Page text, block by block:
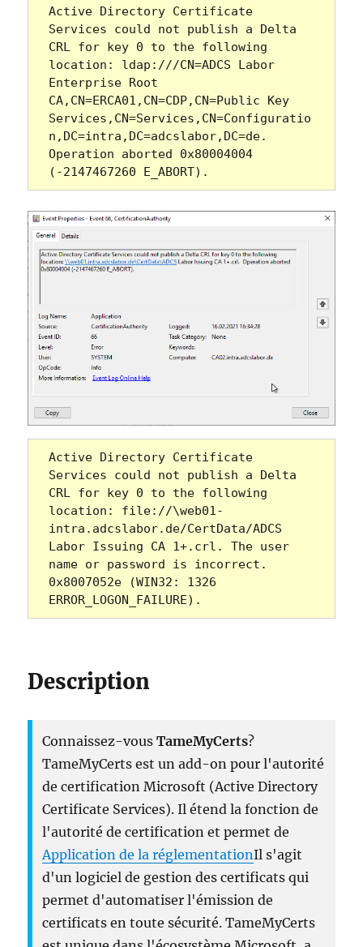
Active Directory Certificate
Services could not publish a Delta
CRL for key 0 to the following
location: ldap:///CN=ADCS Labor
Enterprise Root
CA,CN=ERCA01,CN=CDP,CN=Public Key
Services,CN=Services,CN=Configuratio
n,DC=intra,DC=adcslabor,DC=de.
Operation aborted 0x80004004
(-2147467260 E_ABORT).
Active Directory Certificate
Services could not publish a Delta
CRL for key 0 to the following
location: file://\web01-
intra.adcslabor.de/CertData/ADCS
Labor Issuing CA 1+.crl. The user
name or password is incorrect.
0x8007052e (WIN32: 1326
ERROR_LOGON_FAILURE).
Description
Connaissez-vousTameMyCerts?
TameMyCerts est un add-on pour l'autorité
de certification Microsoft (Active Directory
Certificate Services). Il étend la fonction de
l'autorité de certification et permet de
Application de la réglementationIl s'agit
d'un logiciel de gestion des certificats qui
permet d'automatiser l'émission de
certificats en toute sécurité. TameMyCerts